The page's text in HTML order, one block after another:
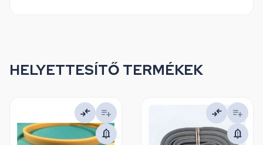
HELYETTESÍTŐ TERMÉKEK